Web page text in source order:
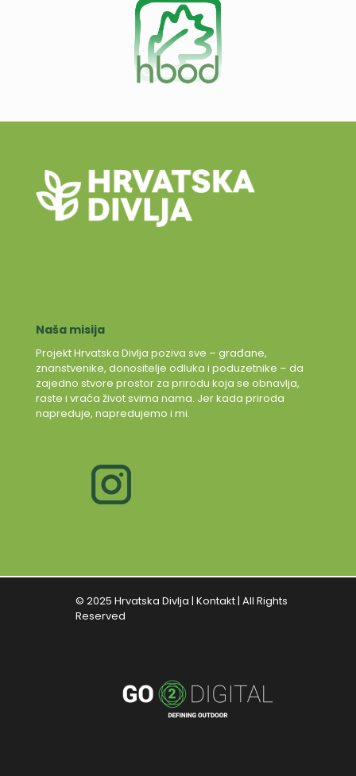
Naša misija
Projekt Hrvatska Divlja poziva sve – građane,
znanstvenike, donositelje odluka i poduzetnike – da
zajedno stvore prostor za prirodu koja se obnavlja,
raste i vraća život svima nama. Jer kada priroda
napreduje, napredujemo i mi.
© 2025 Hrvatska Divlja | Kontakt| All Rights
Reserved